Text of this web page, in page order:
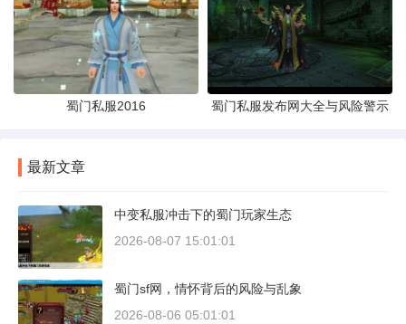
蜀门私服2016 蜀门私服发布网大全与风险警示
最新文章
中变私服冲击下的蜀门玩家生态
2026-08-07 15:01:01
蜀门sf网，情怀背后的风险与乱象
2026-08-06 05:01:01